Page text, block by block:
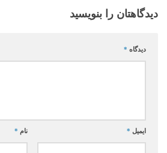
دیدگاهتان را بنویسید
دیدگاه *
نام * ایمیل *